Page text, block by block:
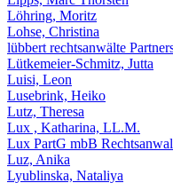
Löhring, Moritz
Lohse, Christina
lübbert rechtsanwälte
Lütkemeier-Schmitz, Jutta
Luisi, Leon
Lusebrink, Heiko
Lutz, Theresa
Lux , Katharina, LL.M.
Lux PartG mbB
Luz, Anika
Lyublinska, Nataliya